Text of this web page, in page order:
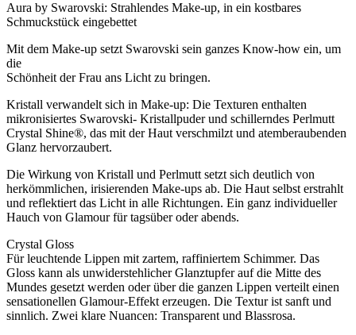
Aura by Swarovski: Strahlendes Make-up, in ein kostbares
Schmuckstück eingebettet
Mit dem Make-up setzt Swarovski sein ganzes Know-how ein, um
die
Schönheit der Frau ans Licht zu bringen.
Kristall verwandelt sich in Make-up: Die Texturen enthalten
mikronisiertes Swarovski- Kristallpuder und schillerndes Perlmutt
Crystal Shine®, das mit der Haut verschmilzt und atemberaubenden
Glanz hervorzaubert.
Die Wirkung von Kristall und Perlmutt setzt sich deutlich von
herkömmlichen, irisierenden Make-ups ab. Die Haut selbst erstrahlt
und reflektiert das Licht in alle Richtungen. Ein ganz individueller
Hauch von Glamour für tagsüber oder abends.
Crystal Gloss
Für leuchtende Lippen mit zartem, raffiniertem Schimmer. Das
Gloss kann als unwiderstehlicher Glanztupfer auf die Mitte des
Mundes gesetzt werden oder über die ganzen Lippen verteilt einen
sensationellen Glamour-Effekt erzeugen. Die Textur ist sanft und
sinnlich. Zwei klare Nuancen: Transparent und Blassrosa.